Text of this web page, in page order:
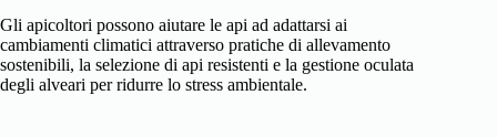
Gli apicoltori possono aiutare le api ad adattarsi ai
cambiamenti climatici attraverso pratiche di allevamento
sostenibili, la selezione di api resistenti e la gestione oculata
degli alveari per ridurre lo stress ambientale.